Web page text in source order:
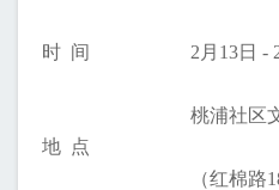
时 间 2月13日 -
地 点
桃浦社区
（红棉路